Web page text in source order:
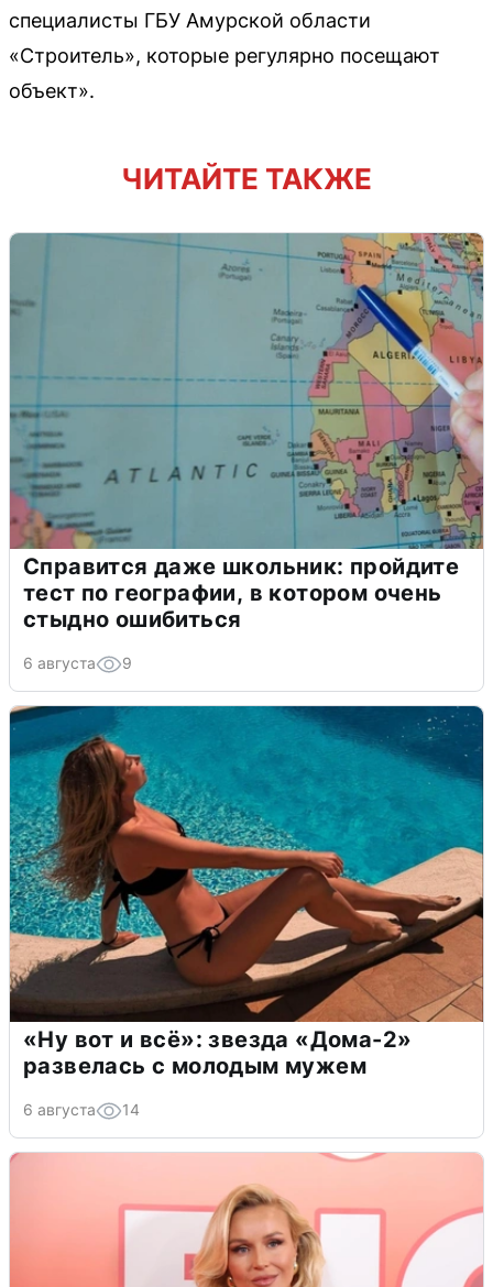
специалисты ГБУ Амурской области
«Строитель», которые регулярно посещают
объект».
ЧИТАЙТЕ ТАКЖЕ
Справится даже школьник: пройдите
тест по географии, в котором очень
стыдно ошибиться
6 августа 9
«Ну вот и всё»: звезда «Дома-2»
развелась с молодым мужем
6 августа 14